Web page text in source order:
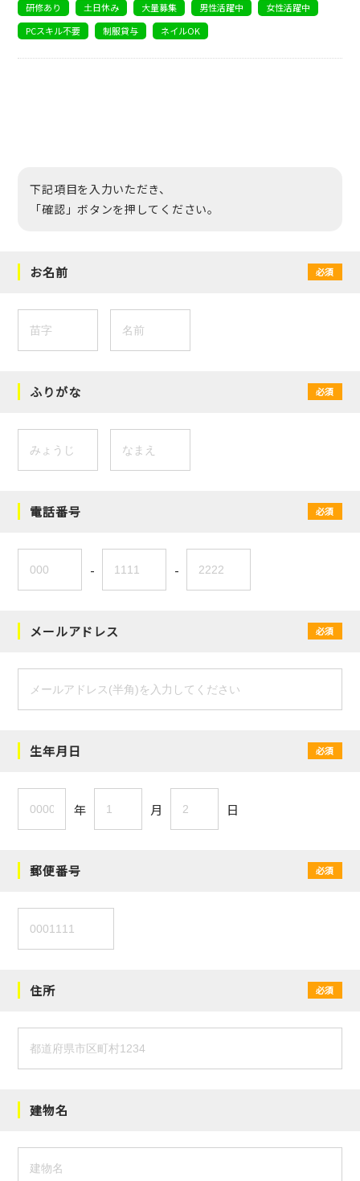
研修あり
土日休み 大量募集 男性活躍中
女性活躍中
PCスキル不要
制服貸与 ネイルOK
下記項目を入力いただき、
「確認」ボタンを押してください。
お名前 必須
ふりがな 必須
電話番号 必須
- -
メールアドレス 必須
生年月日 必須
年 月 日
郵便番号 必須
住所 必須
建物名